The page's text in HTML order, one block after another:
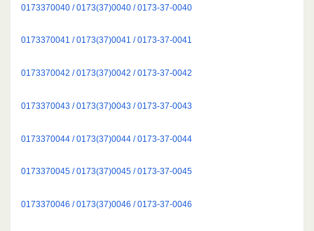
0173370040 / 0173(37)0040 / 0173-37-0040
0173370041 / 0173(37)0041 / 0173-37-0041
0173370042 / 0173(37)0042 / 0173-37-0042
0173370043 / 0173(37)0043 / 0173-37-0043
0173370044 / 0173(37)0044 / 0173-37-0044
0173370045 / 0173(37)0045 / 0173-37-0045
0173370046 / 0173(37)0046 / 0173-37-0046